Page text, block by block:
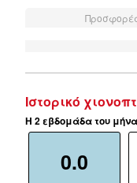
Ιστορικό
Η 2 εβδομάδα του
0.0